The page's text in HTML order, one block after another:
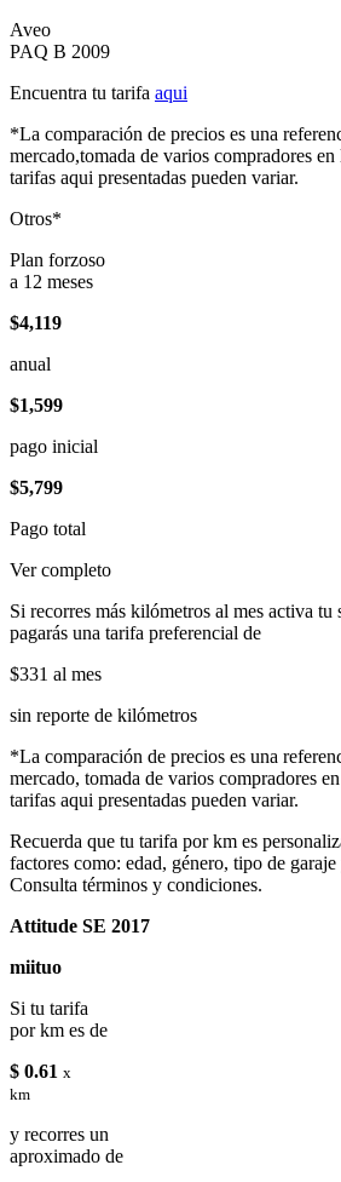
Aveo
PAQ B 2009
Encuentra tu tarifa aqui
*La comparación de precios es una
mercado,tomada de varios compradores
tarifas aqui presentadas pueden variar.
Otros*
Plan forzoso
a 12 meses
$4,119
anual
$1,599
pago inicial
$5,799
Pago total
Ver completo
Si recorres más kilómetros al mes activa tu
pagarás una tarifa preferencial de
$331 al mes
sin reporte de kilómetros
*La comparación de precios es una
mercado, tomada de varios compradores
tarifas aqui presentadas pueden variar.
Recuerda que tu tarifa por km es
factores como: edad, género, tipo de
Consulta términos y condiciones.
Attitude SE 2017
miituo
Si tu tarifa
por km es de
$ 0.61 x
km
y recorres un
aproximado de